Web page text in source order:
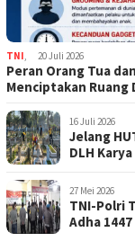
TNI 20 Juli 2026
Peran Orang Tua
Menciptakan
16 Juli 2026
Jelang
DLH
27 Mei 2026
TNI-Polri
Adha